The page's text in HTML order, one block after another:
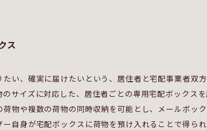
ス
い、確実に届けたいという、居住者と宅配事業者双
サイズに対応した、居住者ごとの専用宅配ボックス
物や複数の荷物の同時収納を可能とし、メールボッ
自身が宅配ボックスに荷物を預け入れることで得ら